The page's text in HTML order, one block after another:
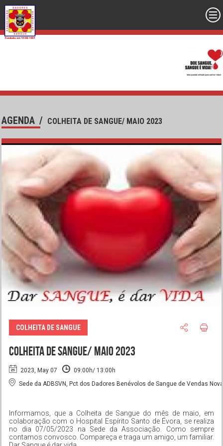
AGENDA / COLHEITA DE SANGUE/ MAIO 2023
COLHEITA DE SANGUE
COLHEITA DE SANGUE/ MAIO 2023
2023, May 07
09:00h/ 13:00h
Sede da ADBSVN, Pct dos Dadores Benévolos de Sangue de Vendas
Informamos, que a Colheita de Sangue do mês de maio, em
colaboração com o Hospital Espírito Santo de Évora, se realiza
no dia 07/05/2023 na Sede da Associação. Como sempre
contamos convosco. Compareça e traga um amigo, um familiar.